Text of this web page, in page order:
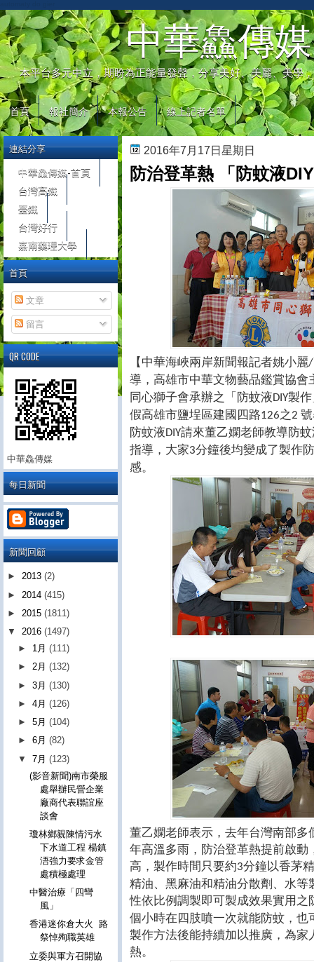
中華鱻傳媒
本平台多元中立，期盼為正能量發聲，分享美好、美麗、美學
首頁 報社簡介 本報公告 線上記者名單
2016年7月17日星期日
防治登革熱 「防蚊液
【中華海峽兩岸新聞報記者姚小麗/
導，高雄市中華文物藝品鑑賞協會
同心獅子會承辦之「防蚊液DIY製
假高雄市鹽埕區建國四路126之2
防蚊液DIY請來董乙嫻老師教導防
指導，大家3分鐘後均變成了製作
感。
董乙嫻老師表示，去年台灣南部
年高溫多雨，防治登革熱提前啟動
高，製作時間只要約3分鐘以香茅
精油、黑麻油和精油分散劑、水
性依比例調製即可製成效果實用
個小時在四肢噴一次就能防蚊，
製作方法後能持續加以推廣，為
熱。
連結分享
中華鱻傳媒-首頁
台灣高鐵
臺鐵
台灣好行
嘉南藥理大學
首頁
文章
留言
QR CODE
中華鱻傳媒
每日新聞
新聞回顧
► 2013 (2)
► 2014 (415)
► 2015 (1811)
▼ 2016 (1497)
► 1月(111)
►2月(132)
►3月(130)
►4月(126)
►5月(104)
►6月(82)
▼7月(123)
(影音新聞)南市榮服
處舉辦民營企業
廠商代表聯誼座
談會
瓊林鄉親陳情污水
下水道工程 楊鎮
浯強力要求金管
處積極處理
中醫治療「四彎
風」
香港迷你倉大火 路
祭悼殉職英雄
立委與軍方召開協